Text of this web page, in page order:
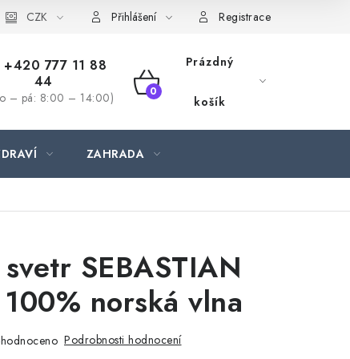
CZK Přihlášení Registrace
+420 777 11 88
44
– pá: 8:00 – 14:00)
NÁKUPNÍ
Prázdný
košík
ZAHRADA
SEBASTIAN
norská vlna
Podrobnosti hodnocení